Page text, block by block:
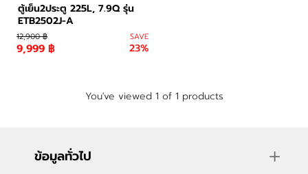
ตู้เย็น2ประตู 225L, 7.9Q รุ่น
ETB2502J-A
12,900 ฿
9,999 ฿
SAVE
23%
You've viewed 1 of 1 products
ข้อมูลทั่วไป